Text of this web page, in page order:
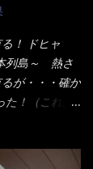
ョトンとし
ると茹で方
こうへやっ
出して来まし
1回目のサ
食べていない
！ ドヒャ
列島～ 熱さ
が・・・確か
た！（これは
への＜ご挨